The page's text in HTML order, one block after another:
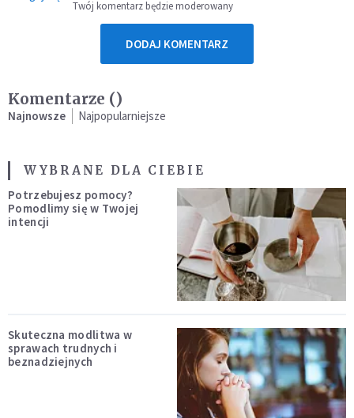
Twój komentarz będzie moderowany
DODAJ KOMENTARZ
Komentarze ()
Najnowsze Najpopularniejsze
WYBRANE DLA CIEBIE
Potrzebujesz pomocy?
Pomodlimy się w Twojej
intencji
Skuteczna modlitwa w
sprawach trudnych i
beznadziejnych